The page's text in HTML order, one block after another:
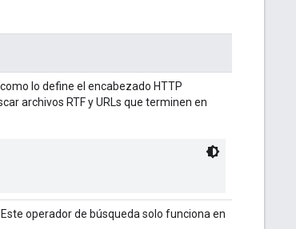
lo define el encabezado HTTP
archivos RTF y URLs que terminen en
operador de búsqueda solo funciona en